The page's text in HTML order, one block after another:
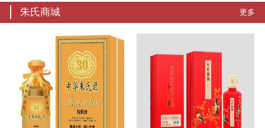
任
朱氏商城 更多